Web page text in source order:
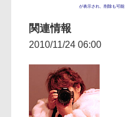
が表示され、削除も可能
関連情報
2010/11/24 06:00